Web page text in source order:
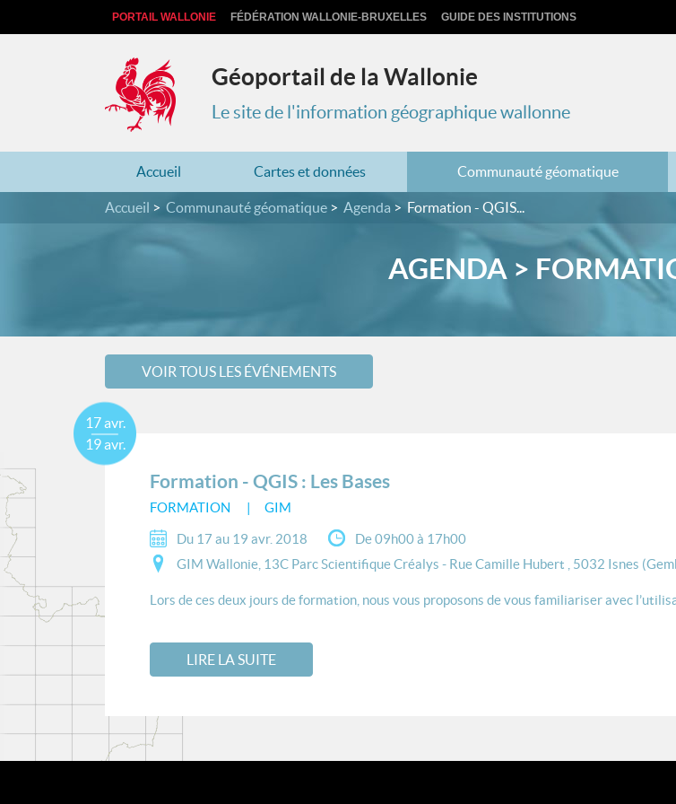
PORTAIL WALLONIE FÉDÉRATION WALLONIE-BRUXELLES GUIDE DES INSTITUTIONS
Géoportail de la Wallonie
Le site de l'information géographique wallonne
Accueil Cartes et données Communauté géomatique
Accueil Communauté géomatique Agenda Formation - QGIS...
AGENDA >
VOIR TOUS LES ÉVÉNEMENTS
Formation - QGIS : Les Bases
FORMATION GIM
17 avr.
19 avr.
Du 17 au 19 avr. 2018
De 09h00 à 17h00
GIM Wallonie, 13C Parc Scientifique Créalys - Rue Camille Hubert , 5032 Isnes
Lors de ces deux jours de formation, nous vous proposons de vous familiariser avec
LIRE LA SUITE